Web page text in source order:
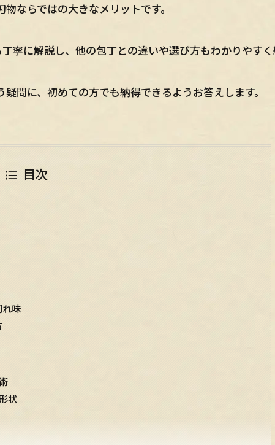
ならではの大きなメリットです。
寧に解説し、他の包丁との違いや選び方もわかりやす
問に、初めての方でも納得できるようお答えします。
目次
れ味
状